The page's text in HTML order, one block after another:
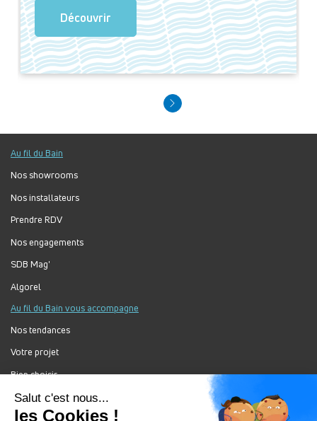
Découvrir
Au fil du Bain
Nos showrooms
Nos installateurs
Prendre RDV
Nos engagements
SDB Mag'
Algorel
Au fil du Bain vous accompagne
Nos tendances
Votre projet
Bien choisir
Forum Au Fil du Bain